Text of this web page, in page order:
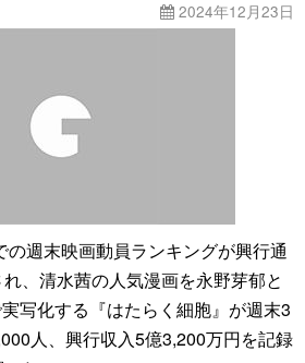
2024年12月23日
週末映画動員ランキングが興行通
、清水茜の人気漫画を永野芽郁と
写化する『はたらく細胞』が週末3
人、興行収入5億3,200万円を記録